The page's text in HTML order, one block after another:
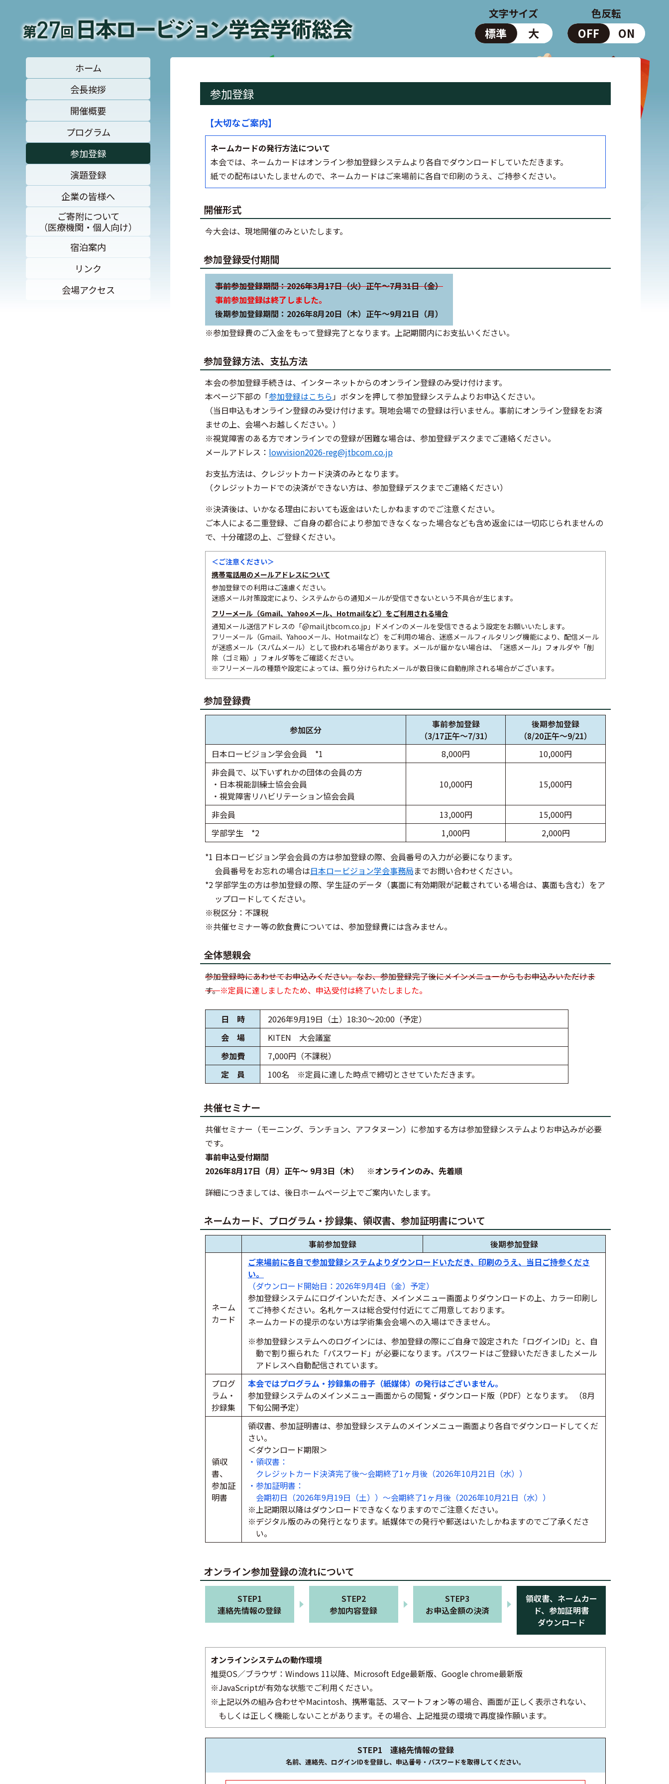
文字サイズ
標準 大
色反転
OFF ON
ホーム
会長挨拶
開催概要
プログラム
参加登録
演題登録
企業の皆様へ
ご寄附について
（医療機関・個人向け）
宿泊案内
リンク
会場アクセス
参加登録
【大切なご案内】
ネームカードの発行方法について
本会では、ネームカードはオンライン参加登録システムより各自でダウンロードしていただきます。
紙での配布はいたしませんので、ネームカードはご来場前に各自で印刷のうえ、ご持参ください。
開催形式
今大会は、現地開催のみといたします。
参加登録受付期間
事前参加登録期間：2026年3月17日（火）正午～7月31日（金）
事前参加登録は終了しました。
後期参加登録期間：2026年8月20日（木）正午～9月21日（月）
※参加登録費のご入金をもって登録完了となります。上記期間内にお支払いください。
参加登録方法、支払方法
本会の参加登録手続きは、インターネットからのオンライン登録のみ受け付けます。
本ページ下部の「参加登録はこちら」ボタンを押して参加登録システムよりお申込ください。
（当日申込もオンライン登録のみ受け付けます。現地会場での登録は行いません。事前にオンライン登録をお済
ませの上、会場へお越しください。）
※視覚障害のある方でオンラインでの登録が困難な場合は、参加登録デスクまでご連絡ください。
メールアドレス： lowvision2026-reg@jtbcom.co.jp
お支払方法は、クレジットカード決済のみとなります。
（クレジットカードでの決済ができない方は、参加登録デスクまでご連絡ください）
※決済後は、いかなる理由においても返金はいたしかねますのでご注意ください。
ご本人による二重登録、ご自身の都合により参加できなくなった場合なども含め返金には一切応じられませんの
で、十分確認の上、ご登録ください。
＜ご注意ください＞
携帯電話用のメールアドレスについて
参加登録での利用はご遠慮ください。
迷惑メール対策設定により、システムからの通知メールが受信できないという不具合が生じます。
フリーメール（Gmail、Yahooメール、Hotmailなど）をご利用される場合
通知メール送信アドレスの「@mail.jtbcom.co.jp」ドメインのメールを受信できるよう設定をお願いいたします。
フリーメール（Gmail、Yahooメール、Hotmailなど）をご利用の場合、迷惑メールフィルタリング機能により、配信メール
が迷惑メール（スパムメール）として扱われる場合があります。メールが届かない場合は、「迷惑メール」フォルダや「削
除（ゴミ箱）」フォルダ等をご確認ください。
※フリーメールの種類や設定によっては、振り分けられたメールが数日後に自動削除される場合がございます。
参加登録費
参加区分
事前参加登録
（3/17正午～7/31）
後期参加登録
（8/20正午～9/21）
日本ロービジョン学会会員 *1
8,000円
10,000円
非会員で、以下いずれかの団体の会員の方
・日本視能訓練士協会会員
・視覚障害リハビリテーション協会会員
10,000円 15,000円
非会員 13,000円
15,000円
学部学生 *2
1,000円
2,000円
*1 日本ロービジョン学会会員の方は参加登録の際、会員番号の入力が必要になります。
会員番号をお忘れの場合は日本ロービジョン学会事務局までお問い合わせください。
*2 学部学生の方は参加登録の際、学生証のデータ（裏面に有効期限が記載されている場合は、裏面も含む）をア
ップロードしてください。
※税区分：不課税
※共催セミナー等の飲食費については、参加登録費には含みません。
全体懇親会
参加登録時にあわせてお申込みください。なお、参加登録完了後にメインメニューからもお申込みいただけま
す。※定員に達しましたため、申込受付は終了いたしました。
日 時
2026年9月19日（土）18:30～20:00（予定）
会 場
KITEN 大会議室
参加費
7,000円（不課税）
定 員
100名 ※定員に達した時点で締切とさせていただきます。
共催セミナー
共催セミナー（モーニング、ランチョン、アフタヌーン）に参加する方は参加登録システムよりお申込みが必要
です。
事前申込受付期間
2026年8月17日（月）正午～ 9月3日（木） ※オンラインのみ、先着順
詳細につきましては、後日ホームページ上でご案内いたします。
ネームカード、プログラム・抄録集、領収書、参加証明書について
事前参加登録 後期参加登録
ネーム
カード
ご来場前に各自で参加登録システムよりダウンロードいただき、印刷のうえ、当日ご持参くださ
い。
（ダウンロード開始日：2026年9月4日（金）予定）
参加登録システムにログインいただき、メインメニュー画面よりダウンロードの上、カラー印刷し
てご持参ください。名札ケースは総合受付付近にてご用意しております。
ネームカードの提示のない方は学術集会会場への入場はできません。
※参加登録システムへのログインには、参加登録の際にご自身で設定された「ログインID」と、自
動で割り振られた「パスワード」が必要になります。パスワードはご登録いただきましたメール
アドレスへ自動配信されています。
プログ
ラム・
抄録集
本会ではプログラム・抄録集の冊子（紙媒体）の発行はございません。
参加登録システムのメインメニュー画面からの閲覧・ダウンロード版（PDF）となります。 （8月
下旬公開予定）
領収
書、
参加証
明書
領収書、参加証明書は、参加登録システムのメインメニュー画面より各自でダウンロードしてくだ
さい。
＜ダウンロード期限＞
・領収書：
クレジットカード決済完了後～会期終了1ヶ月後（2026年10月21日（水））
・参加証明書：
会期初日（2026年9月19日（土））～会期終了1ヶ月後（2026年10月21日（水））
※上記期限以降はダウンロードできなくなりますのでご注意ください。
※デジタル版のみの発行となります。紙媒体での発行や郵送はいたしかねますのでご了承くださ
い。
オンライン参加登録の流れについて
STEP1
連絡先情報の登録
STEP2
参加内容登録
STEP3
お申込金額の決済
領収書、ネームカー
ド、参加証明書
ダウンロード
オンラインシステムの動作環境
推奨OS／ブラウザ：Windows 11以降、Microsoft Edge最新版、Google chrome最新版
※JavaScriptが有効な状態でご利用ください。
※上記以外の組み合わせやMacintosh、携帯電話、スマートフォン等の場合、画面が正しく表示されない、
もしくは正しく機能しないことがあります。その場合、上記推奨の環境で再度操作願います。
STEP1 連絡先情報の登録
名前、連絡先、ログインIDを登録し、申込番号・パスワードを取得してください。